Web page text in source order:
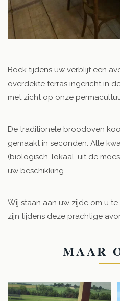
Boek tijdens uw verblijf een
overdekte terras ingericht in
met zicht op onze
De traditionele broodoven
gemaakt in seconden. Alle
(biologisch, lokaal, uit de
uw beschikking.
Wij staan ​​aan uw zijde om u
zijn tijdens deze prachtige
MAAR